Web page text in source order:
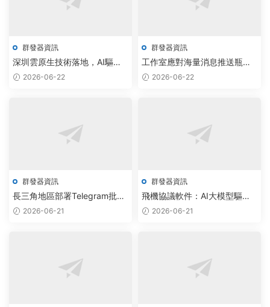
群發器資訊
深圳雲原生技術落地，AI驅動
紙飛機群發器私信分發效率提
2026-06-22
群發器資訊
工作室應對海量消息推送瓶
頸，借飛機群發器與電報破解
2026-06-22
群發器資訊
長三角地區部署Telegram批量
加群系統，自動化營銷效率提
2026-06-21
群發器資訊
飛機協議軟件：AI大模型驅動
自動化決策，兼容性提升30%
2026-06-21